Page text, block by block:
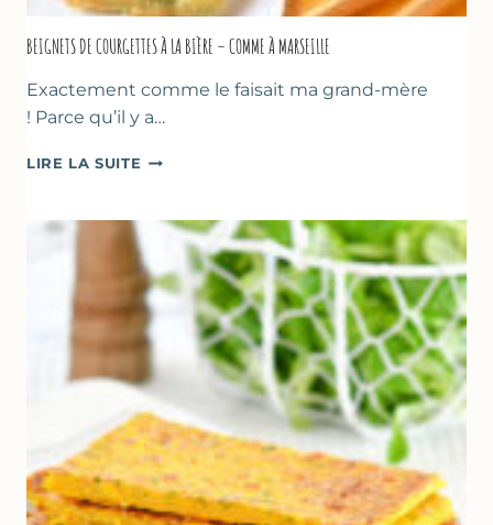
BEIGNETS DE COURGETTES À LA BIÈRE – COMME À MARSEILLE
Exactement comme le faisait ma grand-mère
! Parce qu’il y a…
LIRE LA SUITE BEIGNETS
LA
BIÈRE
–
COMME
À
MARSEILLE